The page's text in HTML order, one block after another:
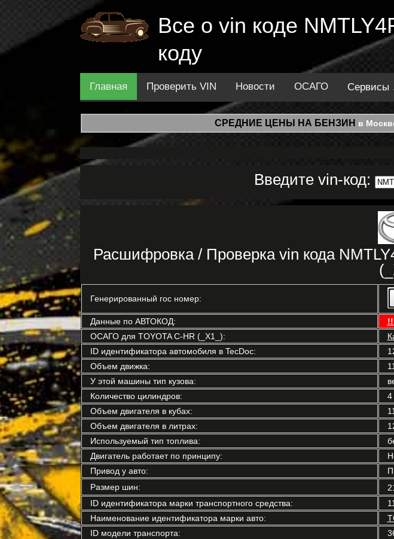
Все о vin коде
коду
Главная Проверить VIN Новости ОСАГО Сервисы
СРЕДНИЕ ЦЕНЫ НА БЕНЗИН в
Введите vin-код:
Расшифровка / Проверка vin кода
Генерированный гос номер:
Данные по АВТОКОД:
ОСАГО для TOYOTA C-HR (_X1_):
ID идентификатора автомобиля в TecDoc:
Объем движка:
У этой машины тип кузова:
Количество цилиндров:
4
Объем двигателя в кубах:
Объем двигателя в литрах:
Используемый тип топлива:
Двигатель работает по принципу:
Привод у авто:
Размер шин:
ID идентификатора марки транспортного средства:
Наименование идентификатора марки авто:
ID модели транспорта: